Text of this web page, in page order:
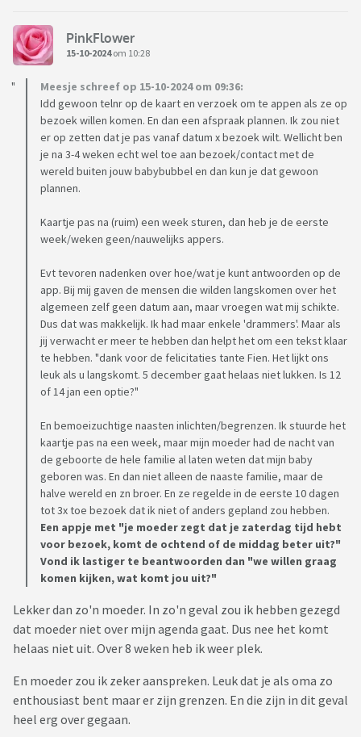
PinkFlower
15-10-2024om 10:28
Meesje schreef op 15-10-2024 om 09:36:
Idd gewoon telnr op de kaart en verzoek om te appen als ze op
bezoek willen komen. En dan een afspraak plannen. Ik zou niet
er op zetten dat je pas vanaf datum x bezoek wilt. Wellicht ben
je na 3-4 weken echt wel toe aan bezoek/contact met de
wereld buiten jouw babybubbel en dan kun je dat gewoon
plannen.
Kaartje pas na (ruim) een week sturen, dan heb je de eerste
week/weken geen/nauwelijks appers.
Evt tevoren nadenken over hoe/wat je kunt antwoorden op de
app. Bij mij gaven de mensen die wilden langskomen over het
algemeen zelf geen datum aan, maar vroegen wat mij schikte.
Dus dat was makkelijk. Ik had maar enkele 'drammers'. Maar als
jij verwacht er meer te hebben dan helpt het om een tekst klaar
te hebben. "dank voor de felicitaties tante Fien. Het lijkt ons
leuk als u langskomt. 5 december gaat helaas niet lukken. Is 12
of 14 jan een optie?"
En bemoeizuchtige naasten inlichten/begrenzen. Ik stuurde het
kaartje pas na een week, maar mijn moeder had de nacht van
de geboorte de hele familie al laten weten dat mijn baby
geboren was. En dan niet alleen de naaste familie, maar de
halve wereld en zn broer. En ze regelde in de eerste 10 dagen
tot 3x toe bezoek dat ik niet of anders gepland zou hebben.
Een appje met "je moeder zegt dat je zaterdag tijd hebt
voor bezoek, komt de ochtend of de middag beter uit?"
Vond ik lastiger te beantwoorden dan "we willen graag
komen kijken, wat komt jou uit?"
Lekker dan zo'n moeder. In zo'n geval zou ik hebben gezegd
dat moeder niet over mijn agenda gaat. Dus nee het komt
helaas niet uit. Over 8 weken heb ik weer plek.
En moeder zou ik zeker aanspreken. Leuk dat je als oma zo
enthousiast bent maar er zijn grenzen. En die zijn in dit geval
heel erg over gegaan.